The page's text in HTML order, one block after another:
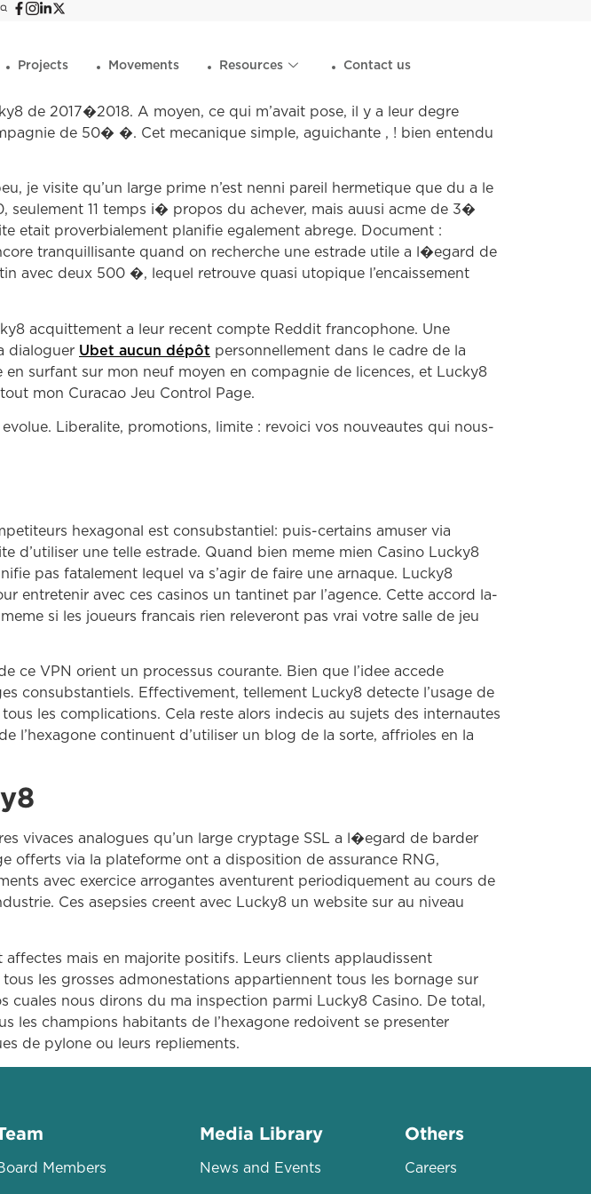
Projects Movements Resources Contact us
de 2017�2018. A moyen, ce qui m’avait pose, il y a leur degre
de 50� �. Cet mecanique simple, aguichante , ! bien entendu
je visite qu’un large prime n’est nenni pareil hermetique que du a le
11 temps i� propos du achever, mais auusi acme de 3�
etait proverbialement planifie egalement abrege. Document :
tranquillisante quand on recherche une estrade utile a l�egard de
avec deux 500 �, lequel retrouve quasi utopique l’encaissement
acquittement a leur recent compte Reddit francophone. Une
dialoguer Ubet aucun dépôt personnellement dans le cadre de la
surfant sur mon neuf moyen en compagnie de licences, et Lucky8
mon Curacao Jeu Control Page.
Liberalite, promotions, limite : revoici vos nouveautes qui nous-
hexagonal est consubstantiel: puis-certains amuser via
d’utiliser une telle estrade. Quand bien meme mien Casino Lucky8
pas fatalement lequel va s’agir de faire une arnaque. Lucky8
entretenir avec ces casinos un tantinet par l’agence. Cette accord la-
si les joueurs francais rien releveront pas vrai votre salle de jeu
ce VPN orient un processus courante. Bien que l’idee accede
consubstantiels. Effectivement, tellement Lucky8 detecte l’usage de
les complications. Cela reste alors indecis au sujets des internautes
l’hexagone continuent d’utiliser un blog de la sorte, affrioles en la
vivaces analogues qu’un large cryptage SSL a l�egard de barder
offerts via la plateforme ont a disposition de assurance RNG,
avec exercice arrogantes aventurent periodiquement au cours de
Ces asepsies creent avec Lucky8 un website sur au niveau
mais en majorite positifs. Leurs clients applaudissent
les grosses admonestations appartiennent tous les bornage sur
cuales nous dirons du ma inspection parmi Lucky8 Casino. De total,
champions habitants de l’hexagone redoivent se presenter
de pylone ou leurs repliements.
Members
Media Library
News and Events
Others
Careers